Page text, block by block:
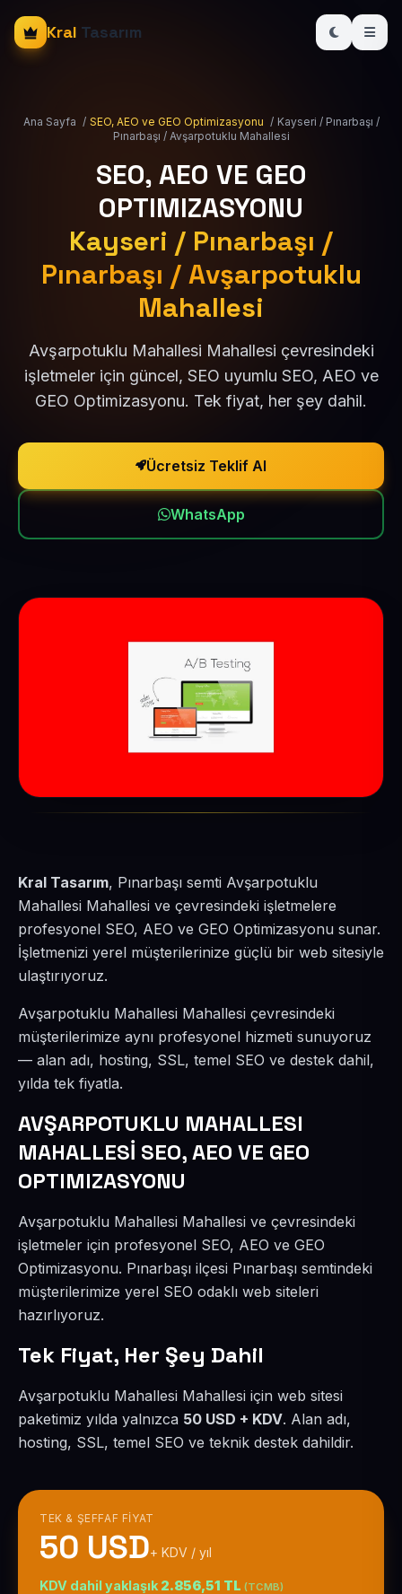
Kral Tasarım
Ana Sayfa / SEO, AEO ve GEO Optimizasyonu / Kayseri / Pınarbaşı /
Pınarbaşı / Avşarpotuklu Mahallesi
SEO, AEO VE GEO
OPTIMIZASYONU
Kayseri / Pınarbaşı /
Pınarbaşı / Avşarpotuklu
Mahallesi
Avşarpotuklu Mahallesi Mahallesi çevresindeki
işletmeler için güncel, SEO uyumlu SEO, AEO ve
GEO Optimizasyonu. Tek fiyat, her şey dahil.
Ücretsiz Teklif Al
WhatsApp
Kral Tasarım, Pınarbaşı semti Avşarpotuklu
Mahallesi Mahallesi ve çevresindeki işletmelere
profesyonel SEO, AEO ve GEO Optimizasyonu sunar.
İşletmenizi yerel müşterilerinize güçlü bir web sitesiyle
ulaştırıyoruz.
Avşarpotuklu Mahallesi Mahallesi çevresindeki
müşterilerimize aynı profesyonel hizmeti sunuyoruz
— alan adı, hosting, SSL, temel SEO ve destek dahil,
yılda tek fiyatla.
AVŞARPOTUKLU MAHALLESI
MAHALLESİ SEO, AEO VE GEO
OPTIMIZASYONU
Avşarpotuklu Mahallesi Mahallesi ve çevresindeki
işletmeler için profesyonel SEO, AEO ve GEO
Optimizasyonu. Pınarbaşı ilçesi Pınarbaşı semtindeki
müşterilerimize yerel SEO odaklı web siteleri
hazırlıyoruz.
Tek Fiyat, Her Şey Dahil
Avşarpotuklu Mahallesi Mahallesi için web sitesi
paketimiz yılda yalnızca 50 USD + KDV. Alan adı,
hosting, SSL, temel SEO ve teknik destek dahildir.
TEK & ŞEFFAF FIYAT
50 USD+ KDV / yıl
KDV dahil yaklaşık 2.856,51 TL (TCMB)